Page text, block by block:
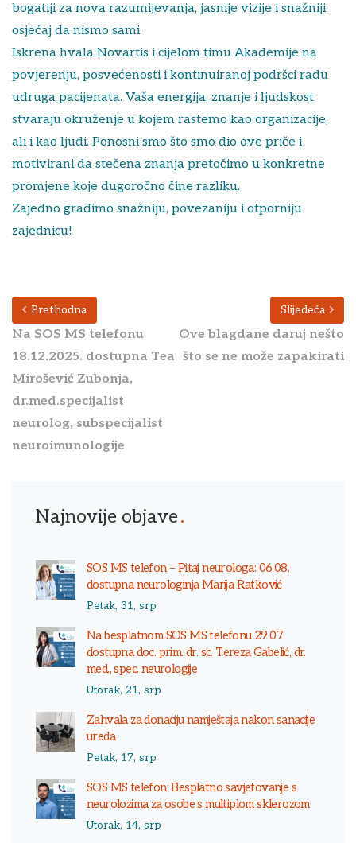
bogatiji za nova razumijevanja, jasnije vizije i snažniji
osjećaj da nismo sami.
Iskrena hvala Novartis i cijelom timu Akademije na
povjerenju, posvećenosti i kontinuiranoj podršci radu
udruga pacijenata. Vaša energija, znanje i ljudskost
stvaraju okruženje u kojem rastemo kao organizacije,
ali i kao ljudi. Ponosni smo što smo dio ove priče i
motivirani da stečena znanja pretočimo u konkretne
promjene koje dugoročno čine razliku.
Zajedno gradimo snažniju, povezaniju i otporniju
zajednicu!
Prethodna
Na SOS MS telefonu
18.12.2025. dostupna Tea
Mirošević Zubonja,
dr.med.specijalist
neurolog, subspecijalist
neuroimunologije
Slijedeća
Ove blagdane daruj nešto
što se ne može zapakirati
Najnovije objave
SOS MS telefon – Pitaj neurologa: 06.08.
dostupna neurologinja Marija Ratković
Petak, 31, srp
Na besplatnom SOS MS telefonu 29.07.
dostupna doc. prim. dr. sc. Tereza Gabelić, dr.
med., spec. neurologije
Utorak, 21, srp
Zahvala za donaciju namještaja nakon sanacije
ureda
Petak, 17, srp
SOS MS telefon: Besplatno savjetovanje s
neurolozima za osobe s multiplom sklerozom
Utorak, 14, srp